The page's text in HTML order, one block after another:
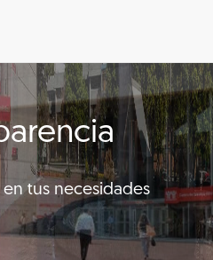
tus necesidades